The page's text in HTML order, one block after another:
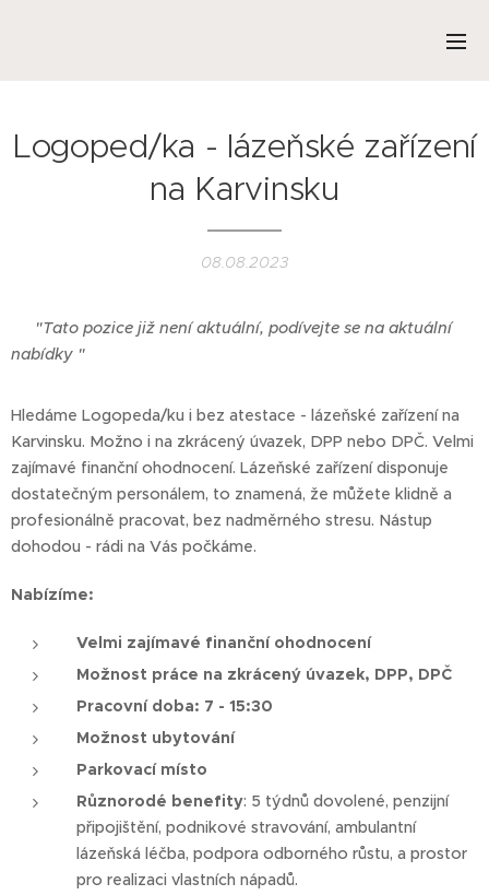
Logoped/ka - lázeňské zařízení
na Karvinsku
08.08.2023
"Tato pozice již není aktuální, podívejte se na aktuální
nabídky "
Hledáme Logopeda/ku i bez atestace - lázeňské zařízení na
Karvinsku. Možno i na zkrácený úvazek, DPP nebo DPČ. Velmi
zajímavé finanční ohodnocení. Lázeňské zařízení disponuje
dostatečným personálem, to znamená, že můžete klidně a
profesionálně pracovat, bez nadměrného stresu. Nástup
dohodou - rádi na Vás počkáme.
Nabízíme:
Velmi zajímavé finanční ohodnocení
Možnost práce na zkrácený úvazek, DPP, DPČ
Pracovní doba: 7 - 15:30
Možnost ubytování
Parkovací místo
Různorodé benefity: 5 týdnů dovolené, penzijní
připojištění, podnikové stravování, ambulantní
lázeňská léčba, podpora odborného růstu, a prostor
pro realizaci vlastních nápadů.